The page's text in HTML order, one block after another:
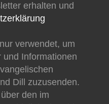
erhalten und
verwendet, um
und Informationen
Dill zuzusenden.
den im